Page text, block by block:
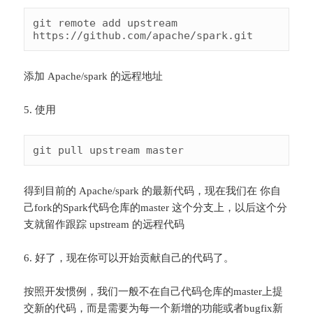
git remote add upstream
添加 Apache/spark 的远程地址
5. 使用
得到目前的 Apache/spark 的最新代码，现在我们在 你自
己fork的Spark代码仓库的master 这个分支上，以后这个分
支就留作跟踪 upstream 的远程代码
6. 好了，现在你可以开始贡献自己的代码了。
按照开发惯例，我们一般不在自己代码仓库的master上提
交新的代码，而是需要为每一个新增的功能或者bugfix新